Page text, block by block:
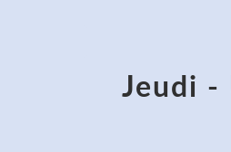
Jeudi -